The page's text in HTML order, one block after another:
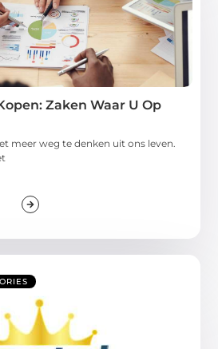
Zaken Waar U Op
meer weg te denken uit ons leven.